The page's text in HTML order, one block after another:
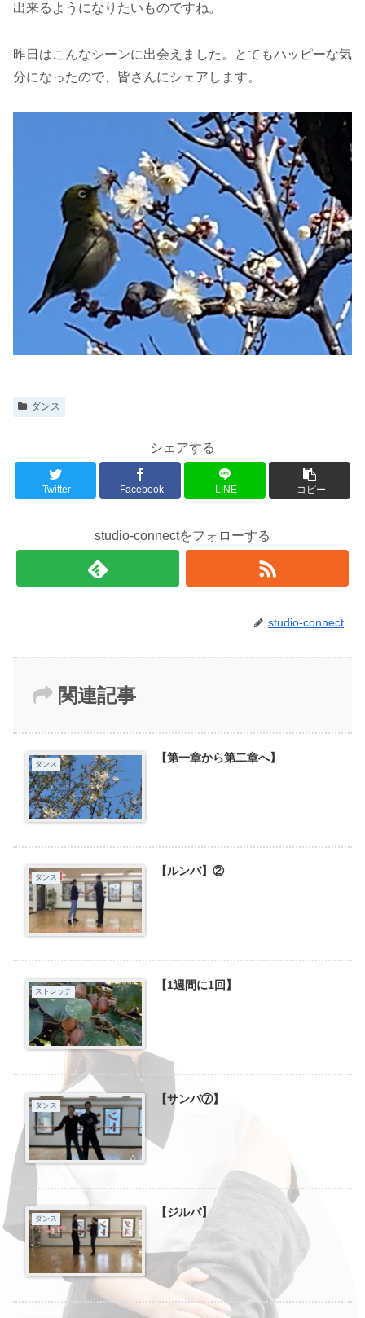
出来るようになりたいものですね。
昨日はこんなシーンに出会えました。とてもハッピーな気
分になったので、皆さんにシェアします。
ダンス
シェアする
Twitter Facebook LINE コピー
studio-connectをフォローする
studio-connect
関連記事
ダンス 【第一章から第二章へ】
ダンス 【ルンバ】②
ストレッチ 【1週間に1回】
ダンス 【サンバ⑦】
ダンス 【ジルバ】